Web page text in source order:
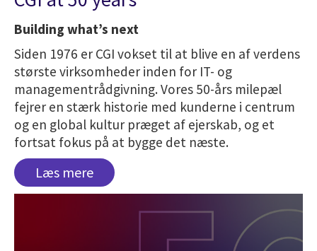
Building what’s next
Siden 1976 er CGI vokset til at blive en af verdens
største virksomheder inden for IT- og
managementrådgivning. Vores 50-års milepæl
fejrer en stærk historie med kunderne i centrum
og en global kultur præget af ejerskab, og et
fortsat fokus på at bygge det næste.
Læs mere